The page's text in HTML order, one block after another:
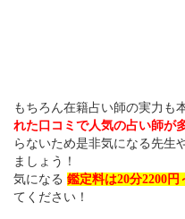
もちろん在籍占い師の実力も
れた口コミで人気の占い師が
らないため是非気になる先生
ましょう！
気になる 鑑定料は20分2200円
てください！